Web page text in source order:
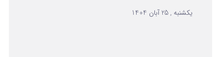
یکشنبه , 25 آبان 1404